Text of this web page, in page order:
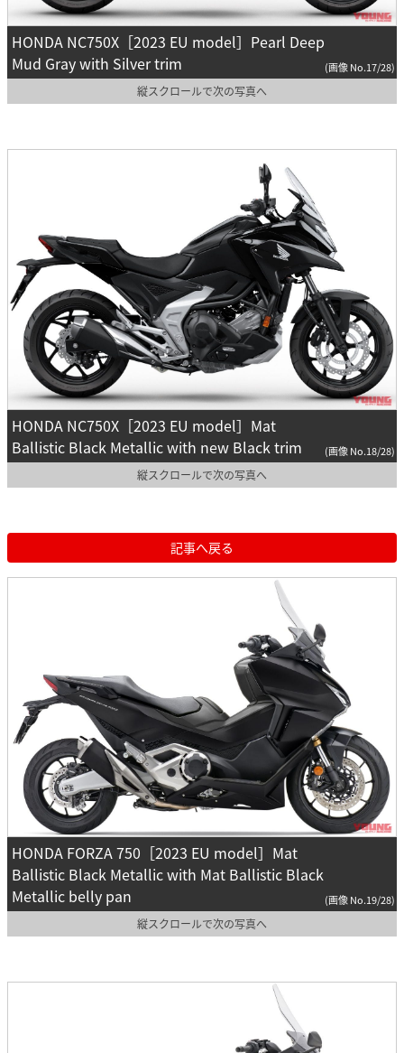
HONDA NC750X［2023 EU model］Pearl Deep
Mud Gray with Silver trim
(画像 No.17/28)
縦スクロールで次の写真へ
HONDA NC750X［2023 EU model］Mat
Ballistic Black Metallic with new Black trim
(画像 No.18/28)
縦スクロールで次の写真へ
記事へ戻る
HONDA FORZA 750［2023 EU model］Mat
Ballistic Black Metallic with Mat Ballistic Black
Metallic belly pan
(画像 No.19/28)
縦スクロールで次の写真へ